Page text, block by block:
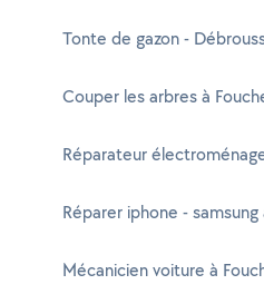
Tonte de gazon -
Couper les arbres à
Réparateur
Réparer iphone - samsung
Mécanicien voiture à